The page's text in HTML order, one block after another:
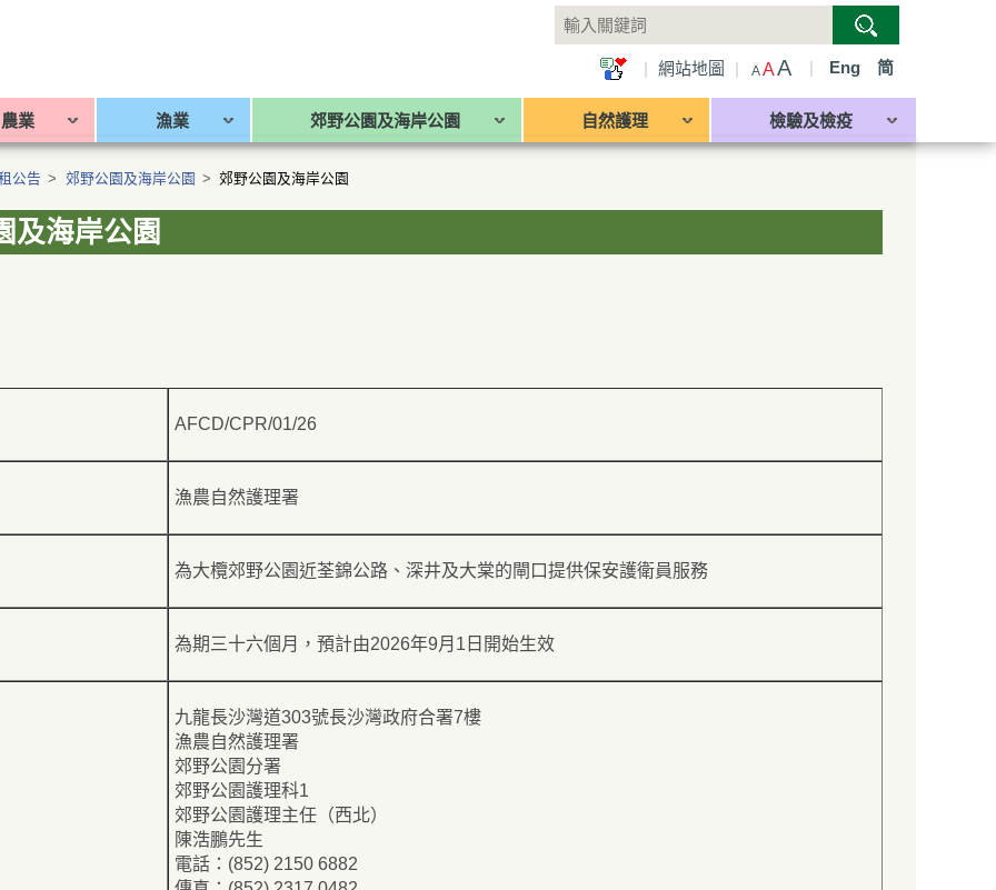
| 網站地圖 | AAA | Eng 简
農業 漁業 郊野公園及海岸公園 自然護理 檢驗及檢疫
公告 > 郊野公園及海岸公園 > 郊野公園及海岸公園
及海岸公園
AFCD/CPR/01/26
漁農自然護理署
為大欖郊野公園近荃錦公路、深井及大棠的閘口提供保安護衛員服務
為期三十六個月，預計由2026年9月1日開始生效
九龍長沙灣道303號長沙灣政府合署7樓
漁農自然護理署
郊野公園分署
郊野公園護理科1
郊野公園護理主任（西北）
陳浩鵬先生
電話：(852) 2150 6882